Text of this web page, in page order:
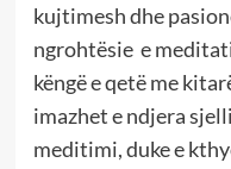
kujtimesh dhe
ngrohtësie e
këngë e qetë me
imazhet e ndjera
meditimi, duke e